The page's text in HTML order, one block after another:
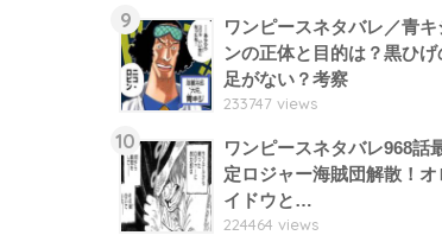
9
ワンピースネタバレ／青
ンの正体と目的は？黒ひ
足がない？考察
233747 views
10
ワンピースネタバレ968話
定ロジャー海賊団解散！オ
イドウと…
224464 views